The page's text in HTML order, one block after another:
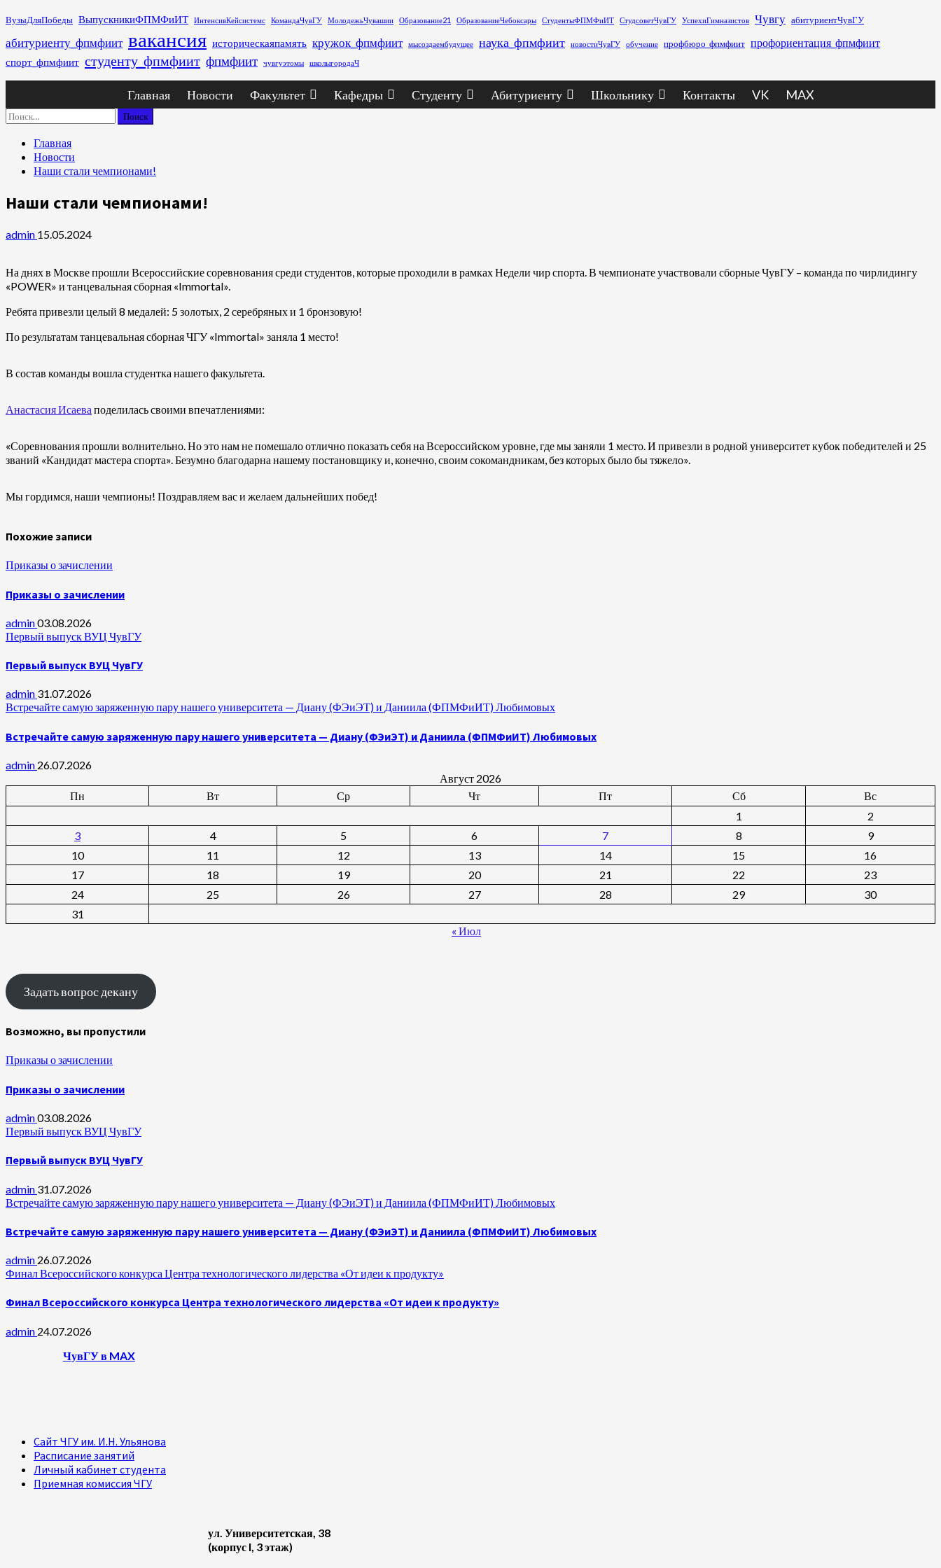
Перейти
содержимому
ВузыДляПобеды ВыпускникиФПМФиИТ ИнтенсивКейсистемс КомандаЧувГУ МолодежьЧувашии Образование21 ОбразованиеЧебоксары СтудентыФПМФиИТ СтудсоветЧувГУ УспехиГимназистов Чувгу абитуриентЧувГУ
абитуриенту_фпмфиит вакансия историческаяпамять кружок_фпмфиит мысоздаембудущее наука_фпмфиит новостиЧувГУ обучение профбюро_фпмфиит профориентация_фпмфиит
спорт_фпмфиит студенту_фпмфиит фпмфиит чувгуэтомы школыгородаЧ
Главная Новости Факультет Кафедры Студенту Абитуриенту Школьнику Контакты VK MAX
Найти:
Главная
Новости
Наши стали чемпионами!
Наши стали чемпионами!
admin 15.05.2024
На днях в Москве прошли Всероссийские соревнования среди студентов, которые проходили в рамках Недели чир спорта. В чемпионате участвовали сборные ЧувГУ – команда по чирлидингу
«POWER» и танцевальная сборная «Immortal».
Ребята привезли целый 8 медалей: 5 золотых, 2 серебряных и 1 бронзовую!
По результатам танцевальная сборная ЧГУ «Immortal» заняла 1 место!
В состав команды вошла студентка нашего факультета.
Анастасия Исаева поделилась своими впечатлениями:
«Соревнования прошли волнительно. Но это нам не помешало отлично показать себя на Всероссийском уровне, где мы заняли 1 место. И привезли в родной университет кубок победителей и 25
званий «Кандидат мастера спорта». Безумно благодарна нашему постановщику и, конечно, своим сокомандникам, без которых было бы тяжело».
Мы гордимся, наши чемпионы! Поздравляем вас и желаем дальнейших побед!
Похожие записи
Приказы о зачислении
Приказы о зачислении
admin03.08.2026
Первый выпуск ВУЦ ЧувГУ
Первый выпуск ВУЦ ЧувГУ
admin 31.07.2026
Встречайте самую заряженную пару нашего университета — Диану (ФЭиЭТ) и Даниила (ФПМФиИТ) Любимовых
Встречайте самую заряженную пару нашего университета — Диану (ФЭиЭТ) и Даниила (ФПМФиИТ) Любимовых
admin 26.07.2026
Август 2026
Пн
Вт Ср Чт Пт Сб
Вс
1
2
3
4 5 6 7 8
9
10
11 12 13 14 15
16
17
18 19 20 21 22
23
24
25 26 27 28 29
30
31
« Июл
Задать вопрос декану
Возможно, вы пропустили
Приказы о зачислении
Приказы о зачислении
admin03.08.2026
Первый выпуск ВУЦ ЧувГУ
Первый выпуск ВУЦ ЧувГУ
admin 31.07.2026
Встречайте самую заряженную пару нашего университета — Диану (ФЭиЭТ) и Даниила (ФПМФиИТ) Любимовых
Встречайте самую заряженную пару нашего университета — Диану (ФЭиЭТ) и Даниила (ФПМФиИТ) Любимовых
admin 26.07.2026
Финал Всероссийского конкурса Центра технологического лидерства «От идеи к продукту»
Финал Всероссийского конкурса Центра технологического лидерства «От идеи к продукту»
admin 24.07.2026
ЧувГУ в MAX
Сайт ЧГУ им. И.Н. Ульянова
Расписание занятий
Личный кабинет студента
Приемная комиссия ЧГУ
ул. Университетская, 38
(корпус I, 3 этаж)